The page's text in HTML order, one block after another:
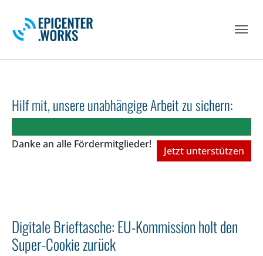
Hilf mit, unsere unabhängige Arbeit zu sichern:
Danke an alle Fördermitglieder!
Jetzt unterstützen
Digitale Brieftasche: EU-Kommission holt den
Super-Cookie zurück